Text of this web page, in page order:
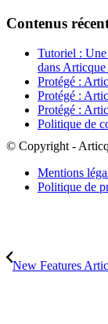
Contenus
Tutoriel : Une
dans
Protégé :
Protégé :
Protégé :
Politique de
© Copyright -
Mentions
Politique de
New Features